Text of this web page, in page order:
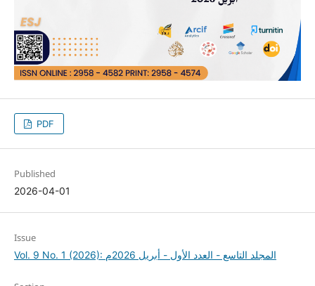
PDF
Published
2026-04-01
Issue
Vol. 9 No. 1 (2026): المجلد التاسع - العدد الأول - أبريل 2026م